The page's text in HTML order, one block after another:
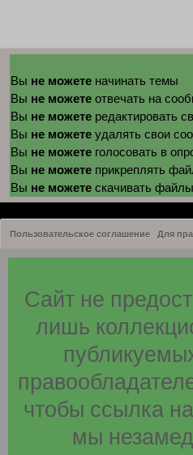
Вы не можете начинать темы
Вы не можете отвечать на
Вы не можете редактировать
Вы не можете удалять свои
Вы не можете голосовать в
Вы не можете прикреплять
Вы не можете скачивать файлы
Пользовательское соглашение Для
Сайт не
лишь
чтобы ссылка
мы